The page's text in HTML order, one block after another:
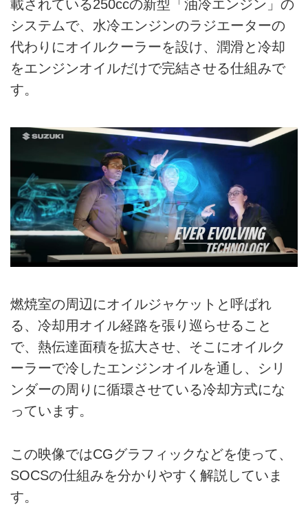
載されている250ccの新型「油冷エンジン」の
システムで、水冷エンジンのラジエーターの
代わりにオイルクーラーを設け、潤滑と冷却
をエンジンオイルだけで完結させる仕組みで
す。
燃焼室の周辺にオイルジャケットと呼ばれ
る、冷却用オイル経路を張り巡らせること
で、熱伝達面積を拡大させ、そこにオイルク
ーラーで冷したエンジンオイルを通し、シリ
ンダーの周りに循環させている冷却方式にな
っています。
この映像ではCGグラフィックなどを使って、
SOCSの仕組みを分かりやすく解説していま
す。